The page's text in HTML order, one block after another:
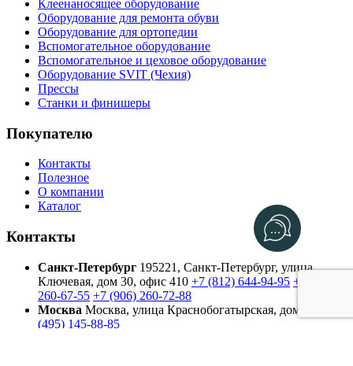
Клеенаносящее оборудование
Оборудование для ремонта обуви
Оборудование для ортопедии
Вспомогательное оборудование
Вспомогательное и цеховое оборудование
Оборудование SVIT (Чехия)
Прессы
Станки и финишеры
Покупателю
Контакты
Полезное
О компании
Каталог
Контакты
Санкт-Петербург 195221, Санкт-Петербург, улица
Ключевая, дом 30, офис 410 +7 (812) 644-94-95 +7 (906)
260-67-55 +7 (906) 260-72-88
Москва Москва, улица Краснобогатырская, дом 42
(495) 145-88-85